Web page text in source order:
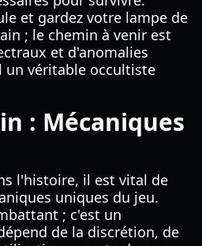
et gardez votre lampe de
; le chemin à venir est
et d'anomalies
un véritable occultiste
: Mécaniques
l'histoire, il est vital de
uniques du jeu.
; c'est un
de la discrétion, de